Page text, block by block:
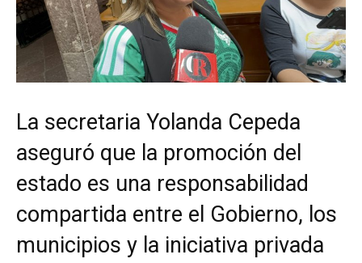
La secretaria Yolanda Cepeda
aseguró que la promoción del
estado es una responsabilidad
compartida entre el Gobierno, los
municipios y la iniciativa privada